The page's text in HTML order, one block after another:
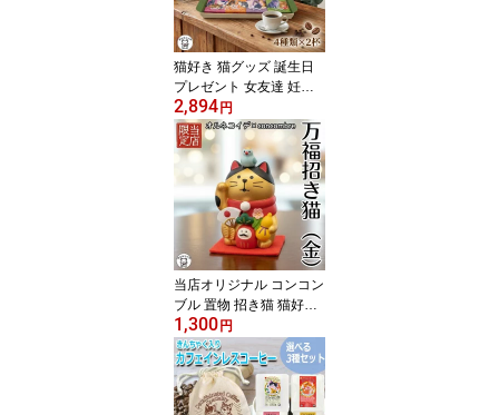
【猫珈 ギフトボックス
セット30個入】送料無料
珈琲 おしゃれ
猫好き 猫グッズ 誕生日
プレゼント 女友達 妊婦
出産祝い カフェインレス
コーヒー かわいい ドリ
ップ 内祝い 贈る デカフ
ェ 飲み物 出産祝い イン
スタント 内祝い ママ 詰
め合わせ 送料無料 飲み
比べセット【猫珈 ギフト
ボックスセット8袋入】
おしゃれ 珈琲
2,894 円
当店オリジナル コンコン
ブル 置物 招き猫 猫好き
プレゼント おしゃれ ポ
ッキリ 送料無料 1000円
金運アップ グッズ デコ
レ concombre【万福まね
き猫(金）（フェルトマッ
1,300 円